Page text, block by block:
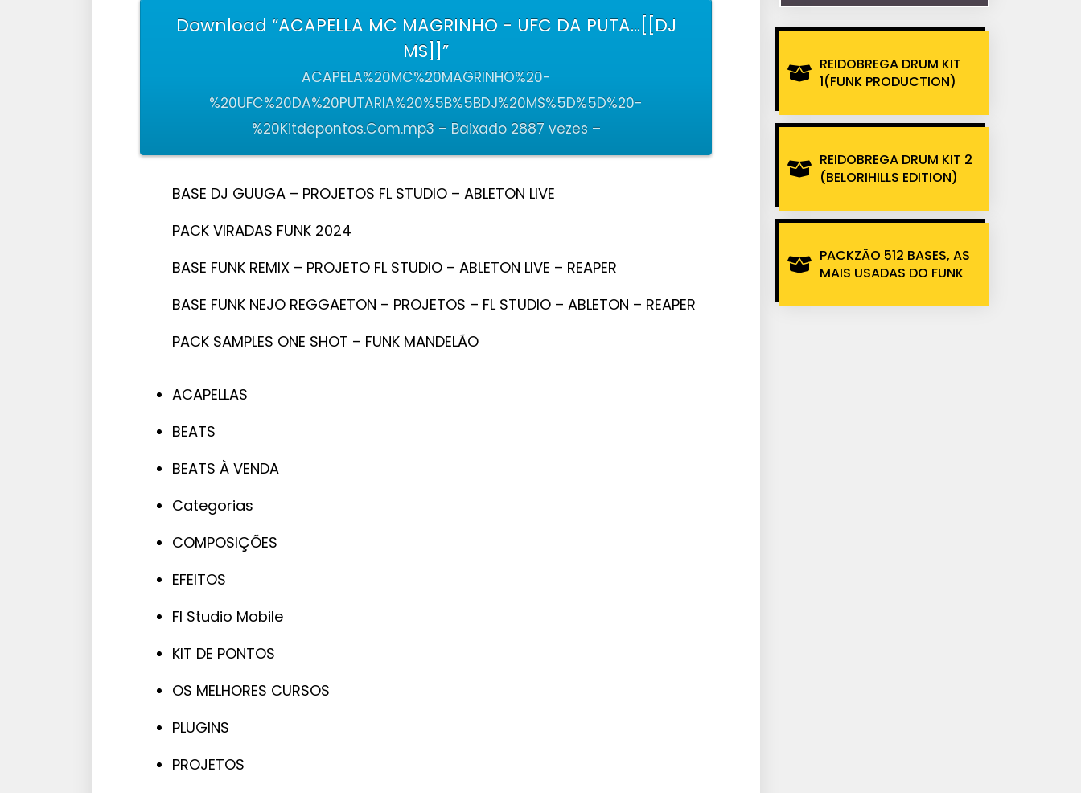
Download “ACAPELLA MC MAGRINHO - UFC DA PUTA...[[DJ
MS]]”
ACAPELA%20MC%20MAGRINHO%20-
%20UFC%20DA%20PUTARIA%20%5B%5BDJ%20MS%5D%5D%20-
%20Kitdepontos.Com.mp3 – Baixado 2887 vezes –
BASE DJ GUUGA – PROJETOS FL STUDIO – ABLETON LIVE
PACK VIRADAS FUNK 2024
BASE FUNK REMIX – PROJETO FL STUDIO – ABLETON LIVE – REAPER
BASE FUNK NEJO REGGAETON – PROJETOS – FL STUDIO – ABLETON – REAPER
PACK SAMPLES ONE SHOT – FUNK MANDELÃO
ACAPELLAS
BEATS
BEATS À VENDA
Categorias
COMPOSIÇÕES
EFEITOS
Fl Studio Mobile
KIT DE PONTOS
OS MELHORES CURSOS
PLUGINS
PROJETOS
REIDOBREGA DRUM KIT
1(FUNK PRODUCTION)
REIDOBREGA DRUM KIT 2
(BELORIHILLS EDITION)
PACKZÃO 512 BASES, AS
MAIS USADAS DO FUNK